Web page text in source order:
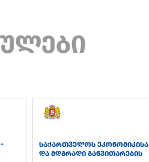
საქართველოს ეკონომიკისა
და მდგრადი განვითარების